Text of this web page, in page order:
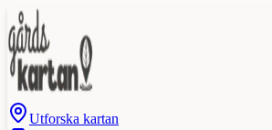
Utforska kartan